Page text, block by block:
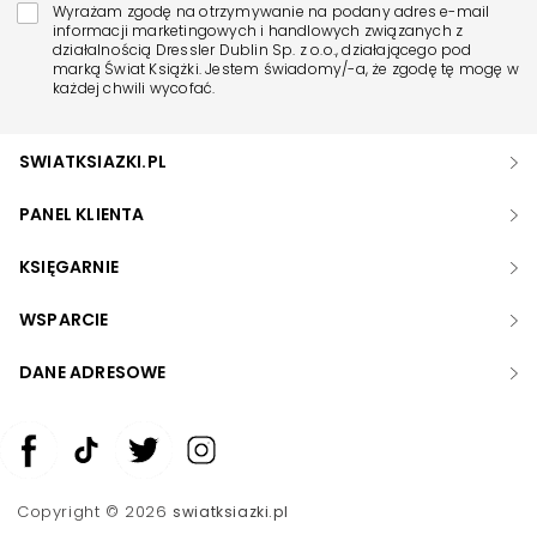
Wyrażam zgodę na otrzymywanie na podany adres e-mail
informacji marketingowych i handlowych związanych z
działalnością Dressler Dublin Sp. z o.o., działającego pod
marką Świat Książki. Jestem świadomy/-a, że zgodę tę mogę w
każdej chwili wycofać.
SWIATKSIAZKI.PL
PANEL KLIENTA
KSIĘGARNIE
WSPARCIE
DANE ADRESOWE
Copyright © 2026swiatksiazki.pl
Zwiększ rozmiar czcionki